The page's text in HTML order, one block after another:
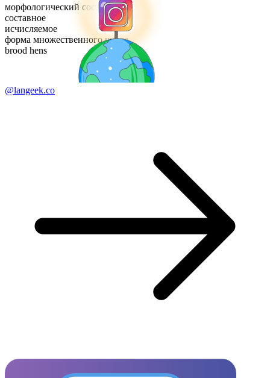
морфологический состав
составное
исчисляемое
форма множественного числа
brood hens
@langeek.co